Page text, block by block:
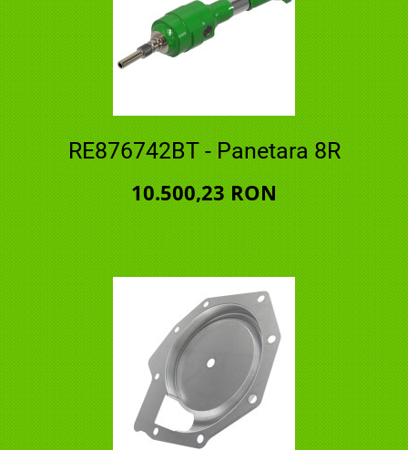
RE876742BT - Panetara 8R
10.500,23 RON